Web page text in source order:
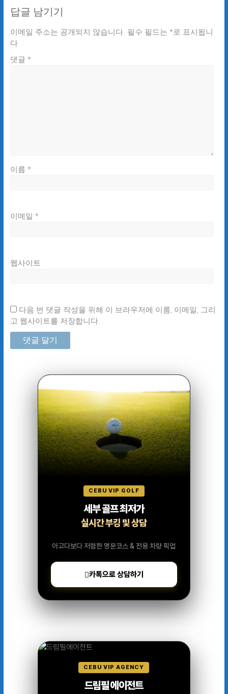
답글 남기기
이메일 주소는 공개되지 않습니다. 필수 필드는 *로 표시됩니
다
댓글 *
이름 *
이메일 *
웹사이트
다음 번 댓글 작성을 위해 이 브라우저에 이름, 이메일, 그리
고 웹사이트를 저장합니다.
CEBU VIP GOLF
세부 골프 최저가
실시간 부킹 및 상담
아고다보다 저렴한 명문코스 & 전용 차량 픽업
카톡으로 상담하기
CEBU VIP AGENCY
드림필 에이전트